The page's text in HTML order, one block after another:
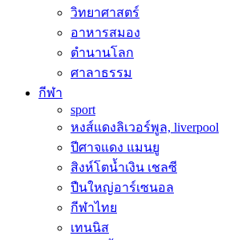
วิทยาศาสตร์
อาหารสมอง
ตำนานโลก
ศาลาธรรม
กีฬา
sport
หงส์แดงลิเวอร์พูล, liverpool
ปีศาจแดง แมนยู
สิงห์โตน้ำเงิน เชลซี
ปืนใหญ่อาร์เซนอล
กีฬาไทย
เทนนิส